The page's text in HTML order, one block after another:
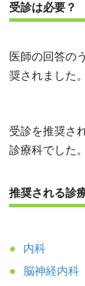
受診は必要？
医師の回答の
奨されました。
受診を推奨さ
診療科でした。
推奨される診
内科
脳神経内科